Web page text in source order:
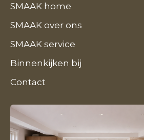
SMAAK home
SMAAK over ons
SMAAK service
Binnenkijken bij
Contact